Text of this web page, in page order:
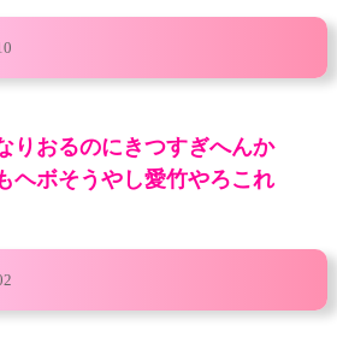
りおるのにきつすぎへんか
ヘボそうやし愛竹やろこれ